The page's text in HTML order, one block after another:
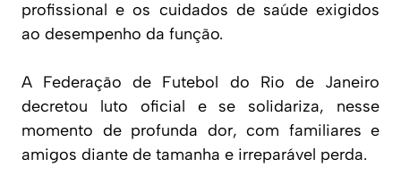
profissional e os cuidados de saúde exigidos
ao desempenho da função.
A Federação de Futebol do Rio de Janeiro
decretou luto oficial e se solidariza, nesse
momento de profunda dor, com familiares e
amigos diante de tamanha e irreparável perda.